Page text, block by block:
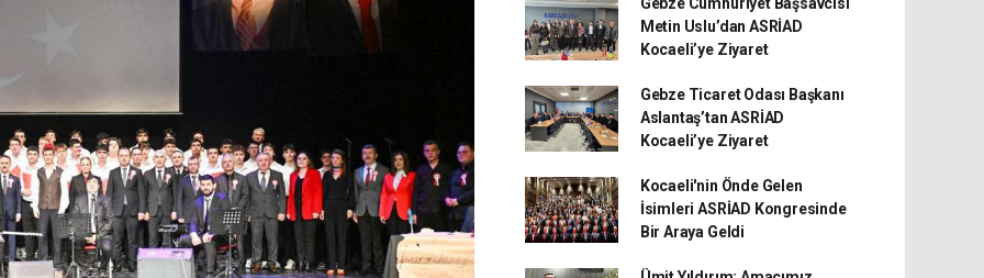
Metin Uslu’dan ASRİAD
Kocaeli’ye Ziyaret
Gebze Ticaret Odası Başkanı
Aslantaş’tan ASRİAD
Kocaeli’ye Ziyaret
Kocaeli'nin Önde Gelen
İsimleri ASRİAD Kongresinde
Bir Araya Geldi